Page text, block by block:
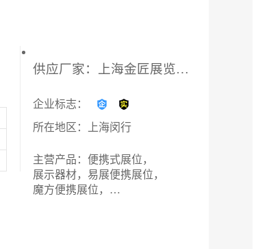
供应厂家：上海金匠展览展示有限公司
企业标志：
所在地区：上海闵行
主营产品：便携式展位，
展示器材，易展便携展位，
魔方便携展位，